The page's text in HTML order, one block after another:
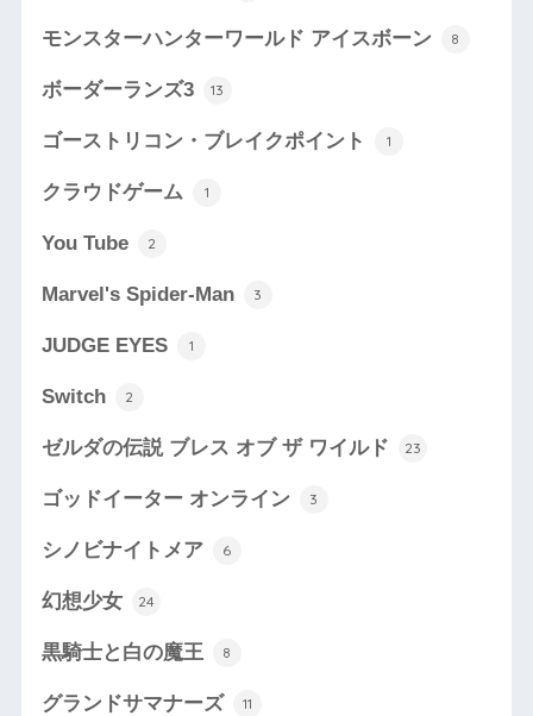
モンスターハンターワールド アイスボーン 8
ボーダーランズ3 13
ゴーストリコン・ブレイクポイント 1
クラウドゲーム 1
You Tube 2
Marvel's Spider-Man 3
JUDGE EYES 1
Switch 2
ゼルダの伝説 ブレス オブ ザ ワイルド 23
ゴッドイーター オンライン 3
シノビナイトメア 6
幻想少女 24
黒騎士と白の魔王 8
グランドサマナーズ 11